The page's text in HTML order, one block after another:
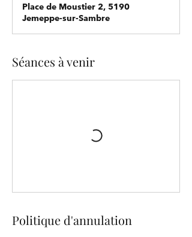
Place de Moustier 2, 5190
Jemeppe-sur-Sambre
Séances à venir
Politique d'annulation